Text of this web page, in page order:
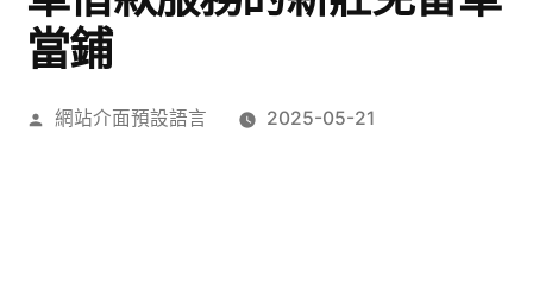
當鋪
作
網站介面預設語言 2025-05-21